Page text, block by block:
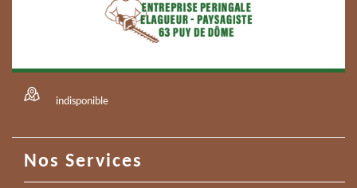
indisponible
Nos Services